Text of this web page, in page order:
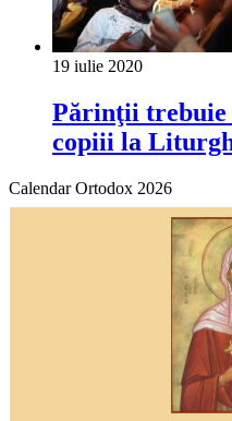
19 iulie 2020
Părinţii trebuie
copiii la
Calendar Ortodox 2026